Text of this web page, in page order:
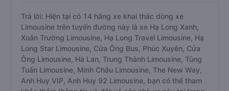
xe Limousine đi Cầu Giấy - Hà Nội từ Hạ
Long - Quảng Ninh?
Trả lời: Hiện tại có 14 hãng xe khai thác dòng xe
Limousine trên tuyến đường này là xe Hạ Long Xanh,
Xuân Trường Limousine, Hạ Long Travel Limousine, Hạ
Long Star Limousine, Cửa Ông Bus, Phúc Xuyên, Cửa